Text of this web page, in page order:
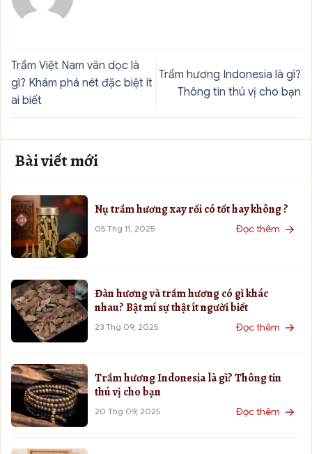
Trầm Việt Nam vân dọc là
gì? Khám phá nét đặc biệt ít
ai biết
Trầm hương Indonesia là gì?
Thông tin thú vị cho bạn
Bài viết mới
Nụ trầm hương xay rối có tốt hay không ?
05 Thg 11, 2025 Đọc thêm
Đàn hương và trầm hương có gì khác
nhau? Bật mí sự thật ít người biết
23 Thg 09, 2025 Đọc thêm
Trầm hương Indonesia là gì? Thông tin
thú vị cho bạn
20 Thg 09, 2025 Đọc thêm